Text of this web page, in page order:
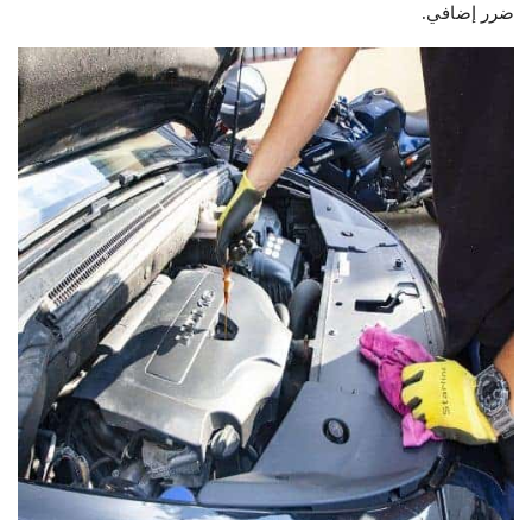
ضرر إضافي.